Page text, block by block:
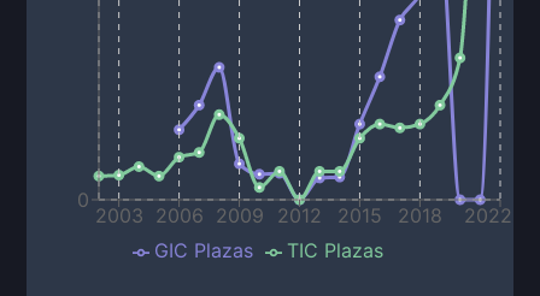
2003 2006 2009 2012 2015 2018 2022
0
GIC Plazas TIC Plazas